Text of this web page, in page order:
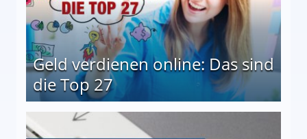
Geld verdienen online: Das sind
die Top 27